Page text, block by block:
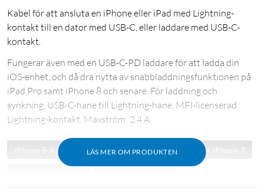
Kabel för att ansluta en iPhone eller iPad med Lightning-
kontakt till en dator med USB-C, eller laddare med USB-C-
kontakt.
LÄS MER OM PRODUKTEN
Fungerar även med en USB-C-PD laddare för att ladda din
iOS-enhet, och då dra nytta av snabbladdningsfunktionen på
iPad Pro samt iPhone 8 och senare. För laddning och
synkning. USB-C-hane till Lightning-hane. MFI-licenserad
Lightning-kontakt. Maxström: 2,4 A.
iPhone 5-Kabel Kabel för iPhone 6 Kabel för iPhone 7